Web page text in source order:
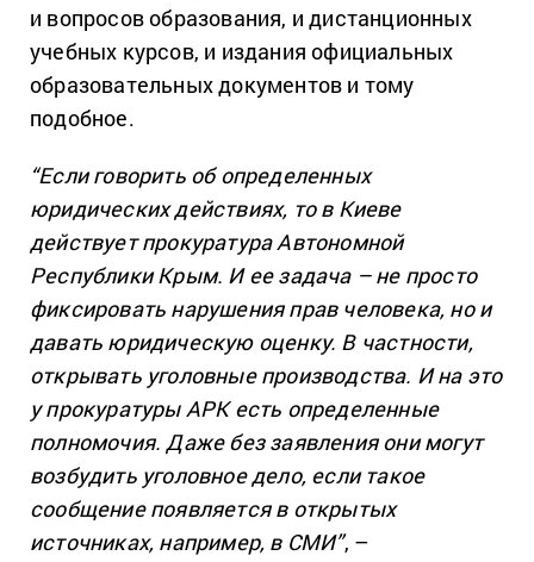
и вопросов образования, и дистанционных
учебных курсов, и издания официальных
образовательных документов и тому
подобное.
“Если говорить об определенных
юридических действиях, то в Киеве
действует прокуратура Автономной
Республики Крым. И ее задача – не просто
фиксировать нарушения прав человека, но и
давать юридическую оценку. В частности,
открывать уголовные производства. И на это
у прокуратуры АРК есть определенные
полномочия. Даже без заявления они могут
возбудить уголовное дело, если такое
сообщение появляется в открытых
источниках, например, в СМИ”, –